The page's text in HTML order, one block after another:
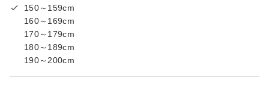
150～159cm
160～169cm
170～179cm
180～189cm
190～200cm